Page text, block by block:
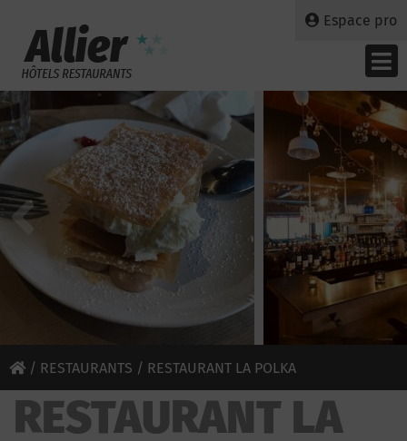
Espace pro
/ RESTAURANTS / RESTAURANT LA POLKA
RESTAURANT LA